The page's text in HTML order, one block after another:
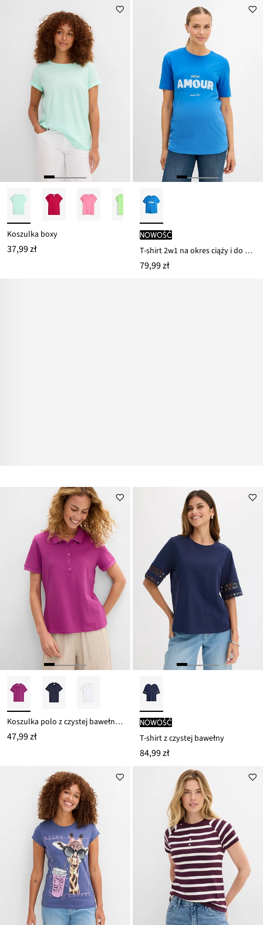
Koszulka boxy
37,99 zł
nowość
T-shirt 2w1 na okres ciąży i do karmienia z bawełny organicznej
79,99 zł
Koszulka polo z czystej bawełny organicznej piqué
47,99 zł
nowość
T-shirt z czystej bawełny
84,99 zł